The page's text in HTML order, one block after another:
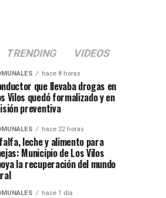
TRENDING VIDEOS
hace 8 horas
que llevaba drogas en
Vilos quedó formalizado y en
preventiva
hace 22 horas
leche y alimento para
Municipio de Los Vilos
la recuperación del mundo
hace 1 día